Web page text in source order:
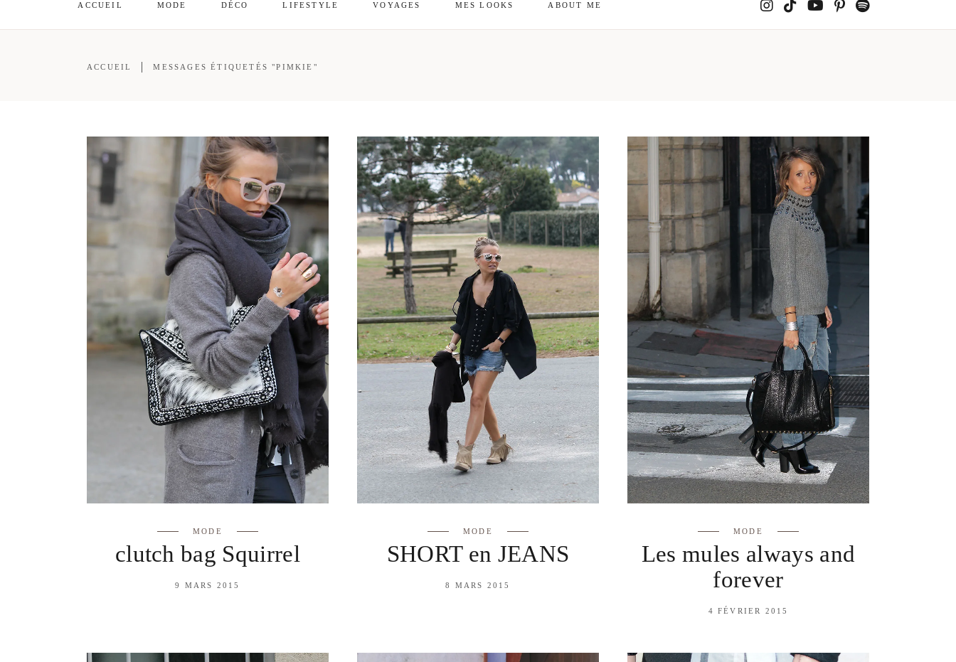
ACCUEIL MODE DÉCO LIFESTYLE VOYAGES MES LOOKS ABOUT ME
ACCUEIL MESSAGES ÉTIQUETÉS "PIMKIE"
MODE
clutch bag Squirrel
9 MARS 2015
MODE
SHORT en JEANS
8 MARS 2015
MODE
Les mules always and
forever
4 FÉVRIER 2015